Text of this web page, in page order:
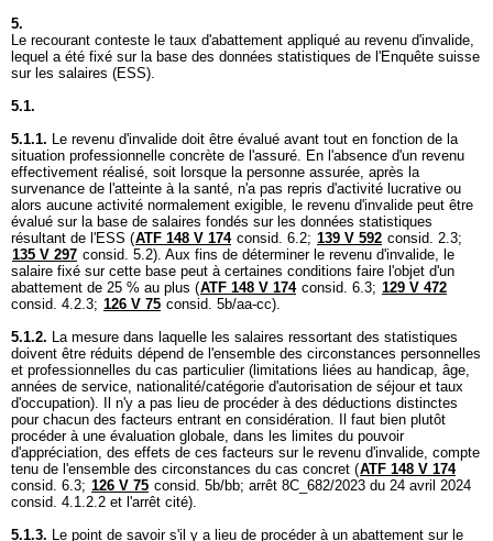
5.
Le recourant conteste le taux d'abattement appliqué au revenu d'invalide,
lequel a été fixé sur la base des données statistiques de l'Enquête suisse
sur les salaires (ESS).
5.1.
5.1.1. Le revenu d'invalide doit être évalué avant tout en fonction de la
situation professionnelle concrète de l'assuré. En l'absence d'un revenu
effectivement réalisé, soit lorsque la personne assurée, après la
survenance de l'atteinte à la santé, n'a pas repris d'activité lucrative ou
alors aucune activité normalement exigible, le revenu d'invalide peut être
évalué sur la base de salaires fondés sur les données statistiques
résultant de l'ESS (ATF 148 V 174 consid. 6.2; 139 V 592 consid. 2.3;
135 V 297 consid. 5.2). Aux fins de déterminer le revenu d'invalide, le
salaire fixé sur cette base peut à certaines conditions faire l'objet d'un
abattement de 25 % au plus (ATF 148 V 174 consid. 6.3; 129 V 472
consid. 4.2.3; 126 V 75 consid. 5b/aa-cc).
5.1.2. La mesure dans laquelle les salaires ressortant des statistiques
doivent être réduits dépend de l'ensemble des circonstances personnelles
et professionnelles du cas particulier (limitations liées au handicap, âge,
années de service, nationalité/catégorie d'autorisation de séjour et taux
d'occupation). Il n'y a pas lieu de procéder à des déductions distinctes
pour chacun des facteurs entrant en considération. Il faut bien plutôt
procéder à une évaluation globale, dans les limites du pouvoir
d'appréciation, des effets de ces facteurs sur le revenu d'invalide, compte
tenu de l'ensemble des circonstances du cas concret (ATF 148 V 174
consid. 6.3; 126 V 75 consid. 5b/bb; arrêt 8C_682/2023 du 24 avril 2024
consid. 4.1.2.2 et l'arrêt cité).
5.1.3. Le point de savoir s'il y a lieu de procéder à un abattement sur le